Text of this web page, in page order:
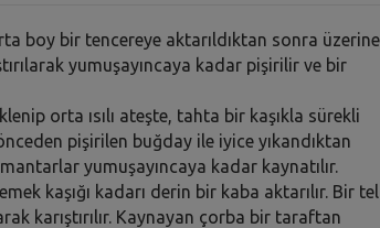
boy bir tencereye aktarıldıktan sonra üzerine
yumuşayıncaya kadar pişirilir ve bir
orta ısılı ateşte, tahta bir kaşıkla sürekli
pişirilen buğday ile iyice yıkandıktan
yumuşayıncaya kadar kaynatılır.
kaşığı kadarı derin bir kaba aktarılır. Bir tel
karıştırılır. Kaynayan çorba bir taraftan